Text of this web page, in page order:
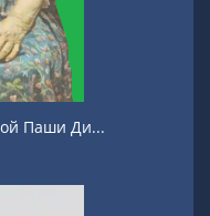
Паши Ди...